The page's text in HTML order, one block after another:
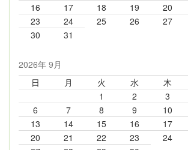
16
17 18 19 20
23
24 25 26 27
30
31
2026年 9月
日
月 火 水 木
1
2 3
6
7 8 9 10
13
14 15 16 17
20
21 22 23 24